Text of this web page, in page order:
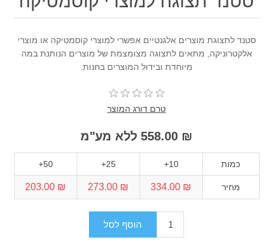
סטנד לתצוגת מוצרים אלגנטיים אפשרי למוצרי קוסמטיקה או מוצרי
אלקטרוניקה, מתאים לתצוגה מצומצמת של מוצרים הנותנת במה
מיוחדת ובידול המוצרים בחנות.
טרם דורג המוצר
₪ 558.00 ללא מע"מ
כמות 10+
25+
50+
מחיר ₪ 334.00
₪ 273.00
₪ 203.00